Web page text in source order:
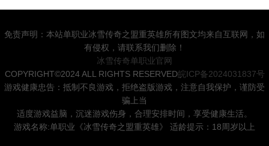
免责声明：本站单职业冰雪传奇之盟重英雄所有图文均来自互联网，如
有侵权，请联系我们删除！
冰雪传奇单职业官网
COPYRIGHT©2024 ALL RIGHTS RESERVED皖ICP备2024031837号
游戏健康忠告：抵制不良游戏，拒绝盗版游戏，注意自我保护，谨防受
骗上当
适度游戏益脑，沉迷游戏伤身，合理安排时间，享受健康生活。
游戏名称:单职业《冰雪传奇之盟重英雄》 适龄提示：18周岁以上